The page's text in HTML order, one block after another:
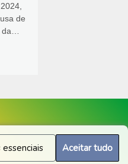
Aceitar tudo
de